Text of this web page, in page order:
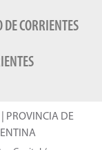
CORRIENTES
PROVINCIA DE